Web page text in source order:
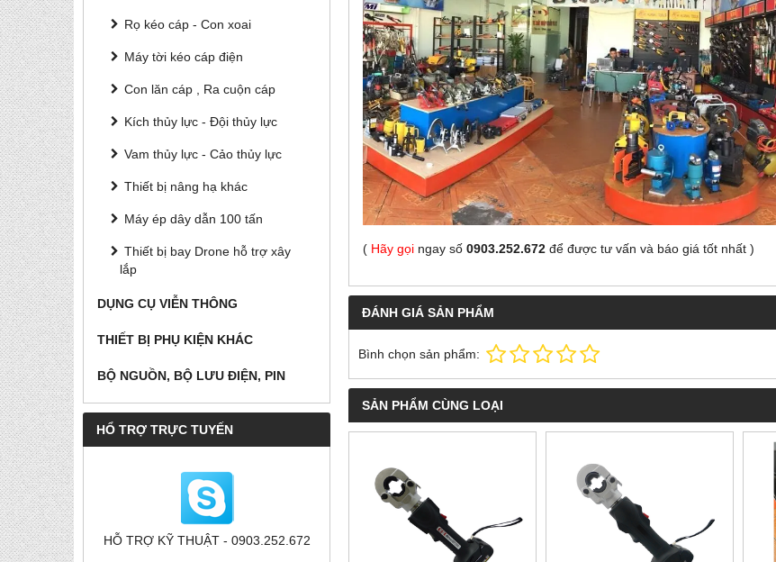
Rọ kéo cáp - Con xoai
Máy tời kéo cáp điện
Con lăn cáp , Ra cuộn cáp
Kích thủy lực - Đội thủy lực
Vam thủy lực - Cảo thủy lực
Thiết bị nâng hạ khác
Máy ép dây dẫn 100 tấn
Thiết bị bay Drone hỗ trợ xây
lắp
DỤNG CỤ VIỄN THÔNG
THIẾT BỊ PHỤ KIỆN KHÁC
BỘ NGUỒN, BỘ LƯU ĐIỆN, PIN
HỔ TRỢ TRỰC TUYẾN
HỖ TRỢ KỸ THUẬT - 0903.252.672
( Hãy gọi ngay số 0903.252.672 để được tư vấn và báo giá tốt nhất )
ĐÁNH GIÁ SẢN PHẨM
Bình chọn sản phẩm:
SẢN PHẨM CÙNG LOẠI